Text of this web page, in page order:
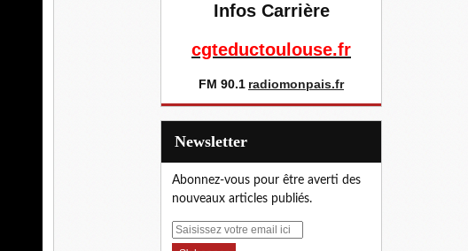
Infos Carrière
cgteductoulouse.fr
FM 90.1 radiomonpais.fr
Newsletter
Abonnez-vous pour être averti des
nouveaux articles publiés.
E